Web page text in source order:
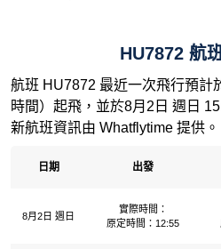
HU7872 航
航班 HU7872 最近一次飛行預計
時間）起飛，並於8月2日 週日
新航班資訊由 Whatflytime 提供。
日期 出發
8月2日 週日
實際時間：
原定時間：12:55